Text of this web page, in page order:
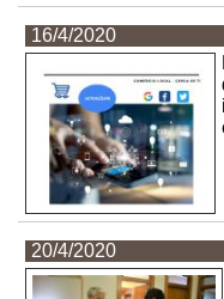
16/4/2020
20/4/2020